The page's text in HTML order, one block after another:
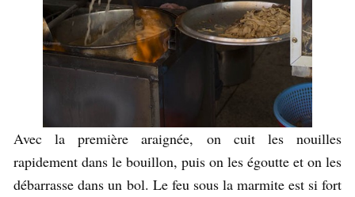
Avec la première araignée, on cuit les nouilles
rapidement dans le bouillon, puis on les égoutte et on les
débarrasse dans un bol. Le feu sous la marmite est si fort